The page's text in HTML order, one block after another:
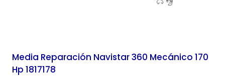
Media Reparación Navistar 360 Mecánico 170
Hp 1817178